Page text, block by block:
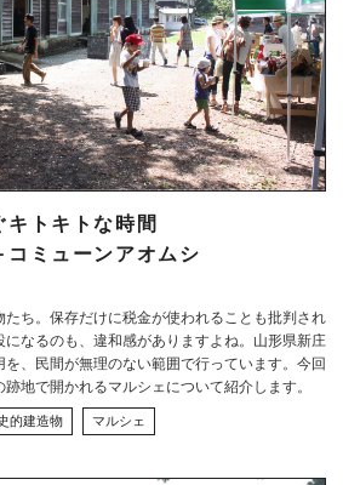
トキトな時間
コミューンアオムシ
ち。保存だけに税金が使われることも批判され
なるのも、違和感がありますよね。山形県新庄
、民間が無理のない範囲で行っています。今回
地で開かれるマルシェについて紹介します。
的建造物 マルシェ